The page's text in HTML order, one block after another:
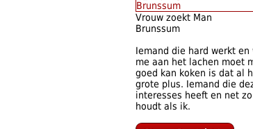
Vrouw zoekt Man
Brunssum
Iemand die hard werkt en
me aan het lachen moet
goed kan koken is dat al
grote plus. Iemand die
interesses heeft en net
houdt als ik.